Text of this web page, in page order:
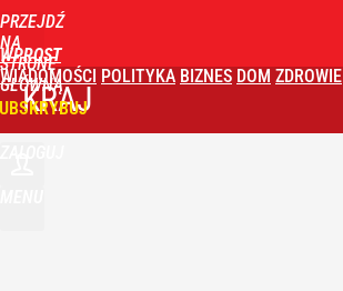
PRZEJDŹ
NA
STRONĘ
GŁÓWNĄ
WPROST
WIADOMOŚCI POLITYKA BIZNES DOM ZDROWIE
KRAJ